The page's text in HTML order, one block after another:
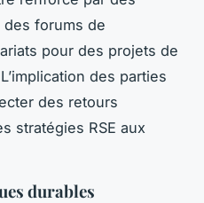
forums de
pour des projets de
des parties
des retours
stratégies RSE aux
durables